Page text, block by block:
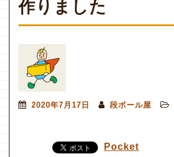
t
作りました
2020年7月17日 段ボール屋
Pocket